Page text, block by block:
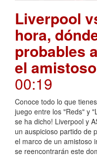
Liverpool
hora,
probables
el
00:19
Conoce todo lo que
juego entre los "Reds" y
se ha dicho! Liverpool y
un auspicioso partido de
el marco de un amistoso
se reencontrarán este